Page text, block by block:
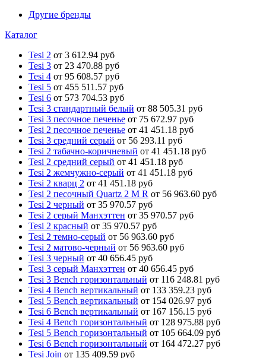
Другие бренды
Каталог
Tesi 2 от 3 612.94 руб
Tesi 3 от 23 470.88 руб
Tesi 4 от 95 608.57 руб
Tesi 5 от 455 511.57 руб
Tesi 6 от 573 704.53 руб
Tesi 3 стандартный белый от 88 505.31 руб
Tesi 3 песочное печенье от 75 672.97 руб
Tesi 2 песочное печенье от 41 451.18 руб
Tesi 3 средний серый от 56 293.11 руб
Tesi 2 табачно-коричневый от 41 451.18 руб
Tesi 2 средний серый от 41 451.18 руб
Tesi 2 жемчужно-серый от 41 451.18 руб
Tesi 2 кварц 2 от 41 451.18 руб
Tesi 2 песочный Quartz 2 M R от 56 963.60 руб
Tesi 2 черный от 35 970.57 руб
Tesi 2 серый Манхэттен от 35 970.57 руб
Tesi 2 красный от 35 970.57 руб
Tesi 2 темно-серый от 56 963.60 руб
Tesi 2 матово-черный от 56 963.60 руб
Tesi 3 черный от 40 656.45 руб
Tesi 3 серый Манхэттен от 40 656.45 руб
Tesi 3 Bench горизонтальный от 116 248.81 руб
Tesi 4 Bench вертикальный от 133 359.23 руб
Tesi 5 Bench вертикальный от 154 026.97 руб
Tesi 6 Bench вертикальный от 167 156.15 руб
Tesi 4 Bench горизонтальный от 128 975.88 руб
Tesi 5 Bench горизонтальный от 105 664.09 руб
Tesi 6 Bench горизонтальный от 164 472.27 руб
Tesi Join от 135 409.59 руб